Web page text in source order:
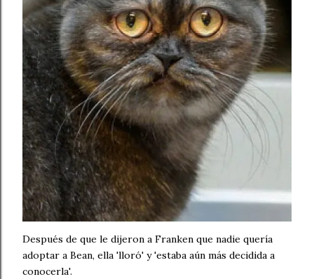
Después de que le dijeron a Franken que nadie quería
adoptar a Bean, ella 'lloró' y 'estaba aún más decidida a
conocerla'.